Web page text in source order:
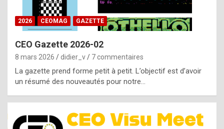
b
y
g
e
n
u
i
2026 CEOMAG GAZETTE
CEO Gazette 2026-02
8 mars 2026 didier_v 7 commentaires
La gazette prend forme petit à petit. L’objectif est d’avoir
un résumé des nouveautés pour notre…